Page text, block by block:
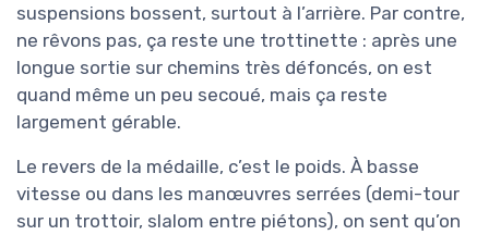
suspensions bossent, surtout à l’arrière. Par contre,
ne rêvons pas, ça reste une trottinette : après une
longue sortie sur chemins très défoncés, on est
quand même un peu secoué, mais ça reste
largement gérable.
Le revers de la médaille, c’est le poids. À basse
vitesse ou dans les manœuvres serrées (demi-tour
sur un trottoir, slalom entre piétons), on sent qu’on